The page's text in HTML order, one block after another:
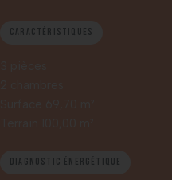
Caractéristiques
Diagnostic énergétique